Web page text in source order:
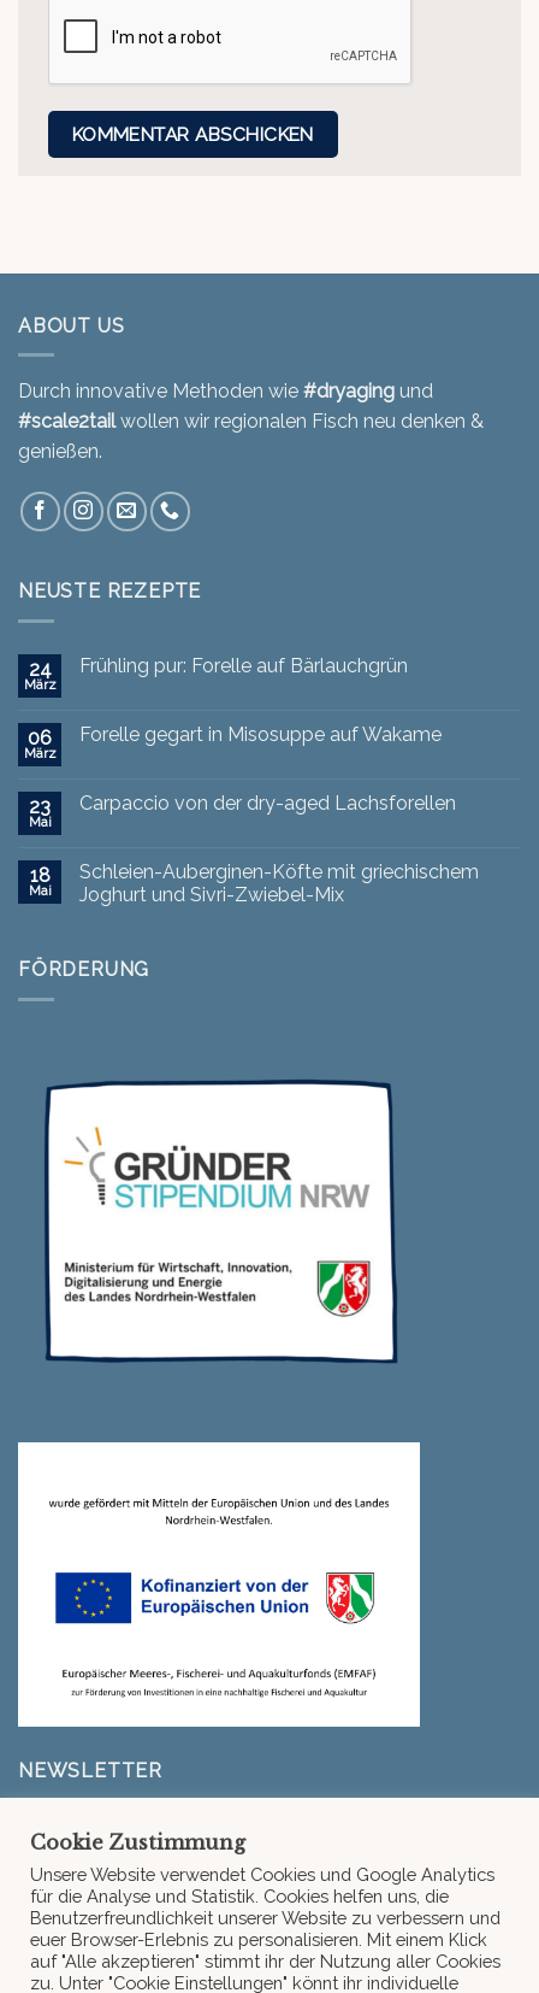
ABOUT US
Durch innovative Methoden wie #dryaging und
#scale2tailwollen wir regionalen Fisch neu denken &
genießen.
NEUSTE REZEPTE
24
März
Frühling pur: Forelle auf Bärlauchgrün
06
März
Forelle gegart in Misosuppe auf Wakame
23
Mai
Carpaccio von der dry-aged Lachsforellen
18
Mai
Schleien-Auberginen-Köfte mit griechischem
Joghurt und Sivri-Zwiebel-Mix
FÖRDERUNG
NEWSLETTER
Erfahre zuerst, wenn es neue Infos von La Goonery,
unserem Liefergebiet oder neue Rezepte gibt.
Fehler:Kontaktformular wurde nicht gefunden.
Cookie Zustimmung
Unsere Website verwendet Cookies und Google Analytics
für die Analyse und Statistik. Cookies helfen uns, die
Benutzerfreundlichkeit unserer Website zu verbessern und
euer Browser-Erlebnis zu personalisieren. Mit einem Klick
auf "Alle akzeptieren" stimmt ihr der Nutzung aller Cookies
zu. Unter "Cookie Einstellungen" könnt ihr individuelle